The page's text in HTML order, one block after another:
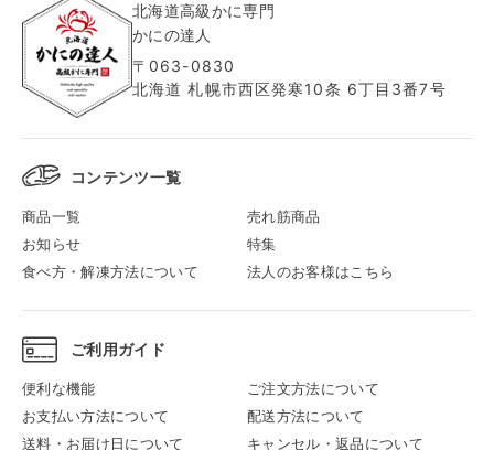
北海道高級かに専門
かにの達人
〒063-0830
北海道 札幌市西区発寒10条 6丁目3番7号
コンテンツ一覧
商品一覧
売れ筋商品
お知らせ
特集
食べ方・解凍方法について
法人のお客様はこちら
ご利用ガイド
便利な機能
ご注文方法について
お支払い方法について
配送方法について
送料・お届け日について
キャンセル・返品について